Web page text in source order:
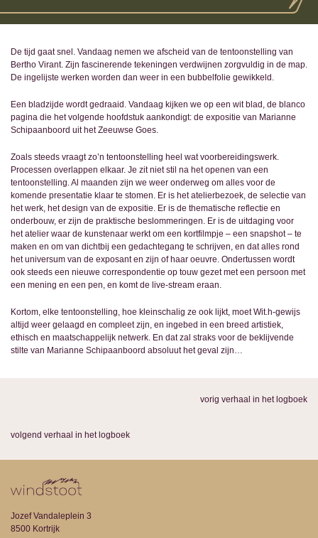
De tijd gaat snel. Vandaag nemen we afscheid van de tentoonstelling van
Bertho Virant. Zijn fascinerende tekeningen verdwijnen zorgvuldig in de map.
De ingelijste werken worden dan weer in een bubbelfolie gewikkeld.
Een bladzijde wordt gedraaid. Vandaag kijken we op een wit blad, de blanco
pagina die het volgende hoofdstuk aankondigt: de expositie van Marianne
Schipaanboord uit het Zeeuwse Goes.
Zoals steeds vraagt zo’n tentoonstelling heel wat voorbereidingswerk.
Processen overlappen elkaar. Je zit niet stil na het openen van een
tentoonstelling. Al maanden zijn we weer onderweg om alles voor de
komende presentatie klaar te stomen. Er is het atelierbezoek, de selectie van
het werk, het design van de expositie. Er is de thematische reflectie en
onderbouw, er zijn de praktische beslommeringen. Er is de uitdaging voor
het atelier waar de kunstenaar werkt om een kortfilmpje – een snapshot – te
maken en om van dichtbij een gedachtegang te schrijven, en dat alles rond
het universum van de exposant en zijn of haar oeuvre. Ondertussen wordt
ook steeds een nieuwe correspondentie op touw gezet met een persoon met
een mening en een pen, en komt de live-stream eraan.
Kortom, elke tentoonstelling, hoe kleinschalig ze ook lijkt, moet Wit.h-gewijs
altijd weer gelaagd en compleet zijn, en ingebed in een breed artistiek,
ethisch en maatschappelijk netwerk. En dat zal straks voor de beklijvende
stilte van Marianne Schipaanboord absoluut het geval zijn…
vorig verhaal in het logboek
volgend verhaal in het logboek
Jozef Vandaleplein 3
8500 Kortrijk